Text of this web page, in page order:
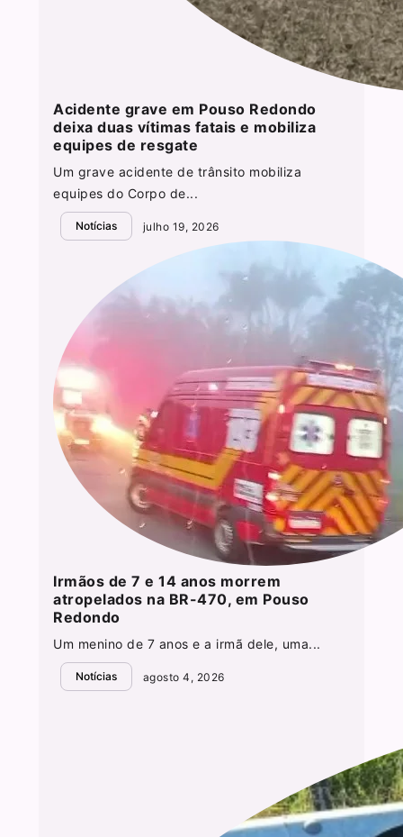
Acidente grave em Pouso Redondo
deixa duas vítimas fatais e mobiliza
equipes de resgate
Um grave acidente de trânsito mobiliza
equipes do Corpo de...
Notícias julho 19, 2026
Irmãos de 7 e 14 anos morrem
atropelados na BR-470, em Pouso
Redondo
Um menino de 7 anos e a irmã dele, uma...
Notícias agosto 4, 2026